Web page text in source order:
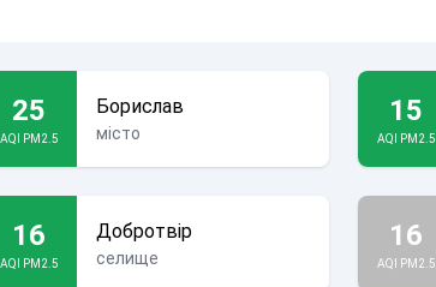
25
AQI PM2.5
Борислав
місто
15
AQI PM2.5
16
AQI PM2.5
Добротвір
селище
16
AQI PM2.5